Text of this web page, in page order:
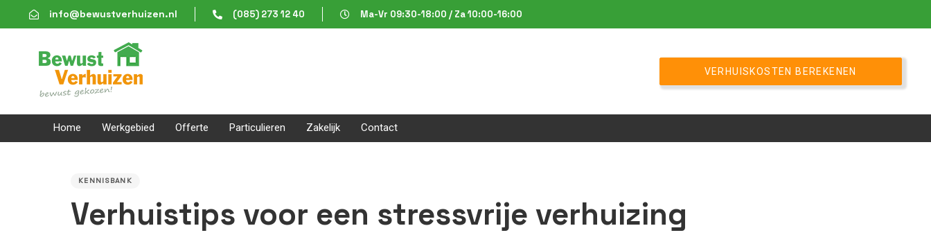
links
to
content
info@bewustverhuizen.nl (085) 273 12 40 Ma-Vr 09:30-18:00 / Za 10:00-16:00
VERHUISKOSTEN BEREKENEN
Home Werkgebied Offerte Particulieren Zakelijk Contact
KENNISBANK
Verhuistips voor een stressvrije verhuizing